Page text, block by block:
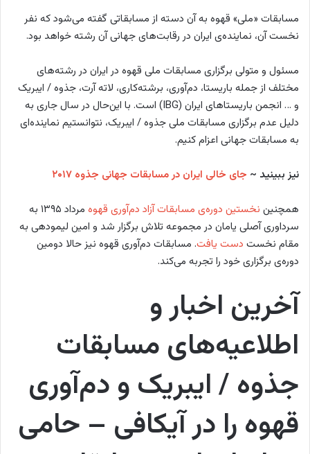
مسابقات «ملی» قهوه به آن دسته از مسابقاتی گفته می‌شود که نفر
نخست آن، نماینده‌ی ایران در رقابت‌های جهانی آن رشته خواهد بود.
مسئول و متولی برگزاری مسابقات ملی قهوه در ایران در رشته‌های
مختلف از جمله باریستا، دم‌آوری، برشته‌کاری، لاته آرت، جذوه / ایبریک
و … انجمن باریستاهای ایران (IBG) است. با این‌حال در سال جاری به
دلیل عدم برگزاری مسابقات ملی جذوه / ایبریک، نتوانستیم نماینده‌ای
به مسابقات جهانی اعزام کنیم.
نیز ببینید ~ جای خالی ایران در مسابقات جهانی جذوه ۲۰۱۷
همچنین نخستین دوره‌ی مسابقات آزاد دم‌آوری قهوه
مرداد ۱۳۹۵ به
سرداوری آصلی یامان در مجموعه تلاش برگزار شد و امین لیمودهی به
مقام نخست دست یافت. مسابقات دم‌آوری قهوه نیز حالا دومین
دوره‌ی برگزاری خود را تجربه می‌کند.
آخرین اخبار و
اطلاعیه‌های مسابقات
جذوه / ایبریک و دم‌آوری
قهوه را در آیکافی – حامی